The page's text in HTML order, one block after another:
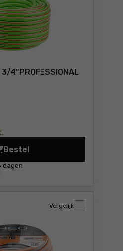
4"PROFESSIONAL
dagen
Bestel
Tuinslang 50 m, 3/
Vergelijk